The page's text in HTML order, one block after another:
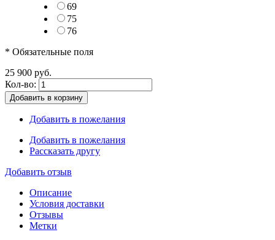
69
75
76
* Обязательные поля
25 900 руб.
Кол-во:
Добавить в корзину
Добавить в пожелания
Добавить в пожелания
Рассказать другу
Добавить отзыв
Описание
Условия доставки
Отзывы
Метки